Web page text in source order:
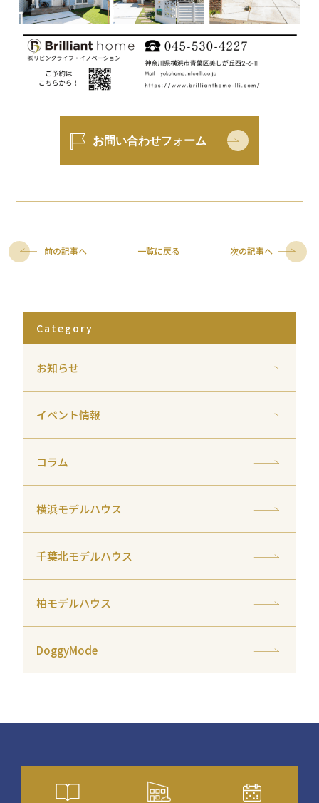
お問い合わせフォーム
前の記事へ 一覧に戻る 次の記事へ
Category
お知らせ
イベント情報
コラム
横浜モデルハウス
千葉北モデルハウス
柏モデルハウス
DoggyMode